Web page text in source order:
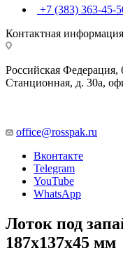
+7 (383) 363-45-
Контактная информация
Российская Федерация,
Станционная, д. 30а,
office@rosspak.ru
Вконтакте
Telegram
YouTube
WhatsApp
Лоток под
187х137х45 мм